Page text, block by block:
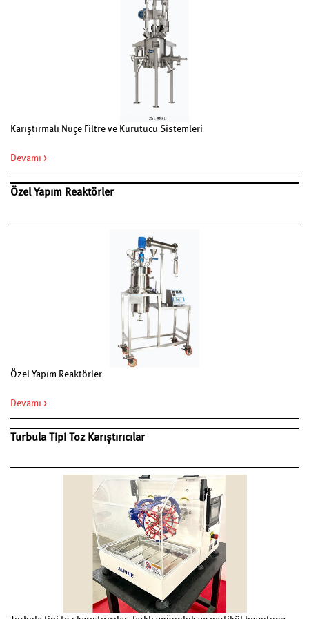
Karıştırmalı Nuçe Filtre ve Kurutucu Sistemleri
Devamı >
Özel Yapım Reaktörler
Özel Yapım Reaktörler
Devamı >
Turbula Tipi Toz Karıştırıcılar